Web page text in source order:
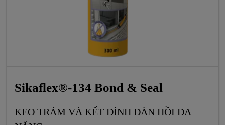
Sikaflex®-134 Bond & Seal
KEO TRÁM VÀ KẾT DÍNH ĐÀN HỒI ĐA